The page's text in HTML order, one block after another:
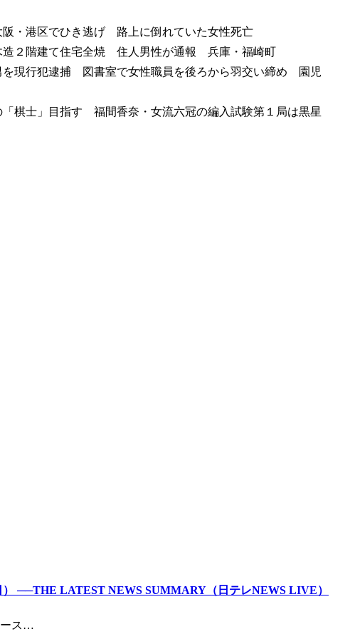
・港区でひき逃げ 路上に倒れていた女性死亡
２階建て住宅全焼 住人男性が通報 兵庫・福崎町
現行犯逮捕 図書室で女性職員を後ろから羽交い締め 園児
棋士」目指す 福間香奈・女流六冠の編入試験第１局は黒星
） ──THE LATEST NEWS SUMMARY（日テレNEWS LIVE）
ース…